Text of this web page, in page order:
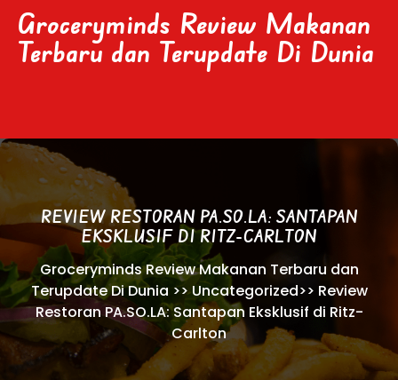
Skip
content
Groceryminds Review Makanan
Terbaru dan Terupdate Di Dunia
REVIEW RESTORAN PA.SO.LA: SANTAPAN
EKSKLUSIF DI RITZ-CARLTON
Groceryminds Review Makanan Terbaru dan
Terupdate Di Dunia >>Uncategorized>> Review
Restoran PA.SO.LA: Santapan Eksklusif di Ritz-
Carlton